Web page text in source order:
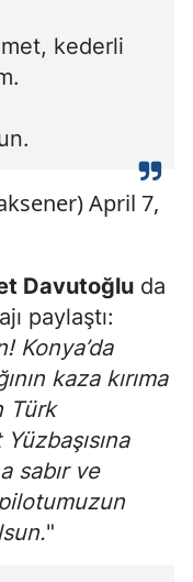
kederli
April 7,
Davutoğlu da
paylaştı:
Konya’da
kaza kırıma
Türk
sabır ve
"